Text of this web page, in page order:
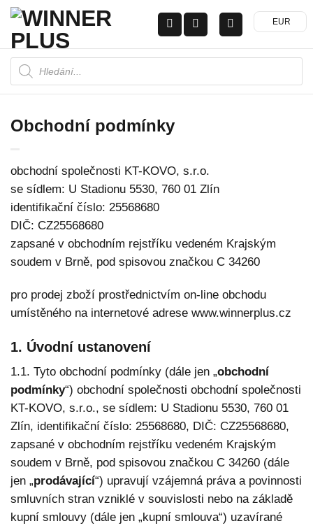
Přeskočit
obsah
EUR
Products
search
Obchodní podmínky
obchodní společnosti KT-KOVO, s.r.o.
se sídlem: U Stadionu 5530, 760 01 Zlín
identifikační číslo: 25568680
DIČ: CZ25568680
zapsané v obchodním rejstříku vedeném Krajským
soudem v Brně, pod spisovou značkou C 34260
pro prodej zboží prostřednictvím on-line obchodu
umístěného na internetové adrese www.winnerplus.cz
1. Úvodní ustanovení
1.1. Tyto obchodní podmínky (dále jen „obchodní
podmínky“) obchodní společnosti obchodní společnosti
KT-KOVO, s.r.o., se sídlem: U Stadionu 5530, 760 01
Zlín, identifikační číslo: 25568680, DIČ: CZ25568680,
zapsané v obchodním rejstříku vedeném Krajským
soudem v Brně, pod spisovou značkou C 34260 (dále
jen „prodávající“) upravují vzájemná práva a povinnosti
smluvních stran vzniklé v souvislosti nebo na základě
kupní smlouvy (dále jen „kupní smlouva“) uzavírané